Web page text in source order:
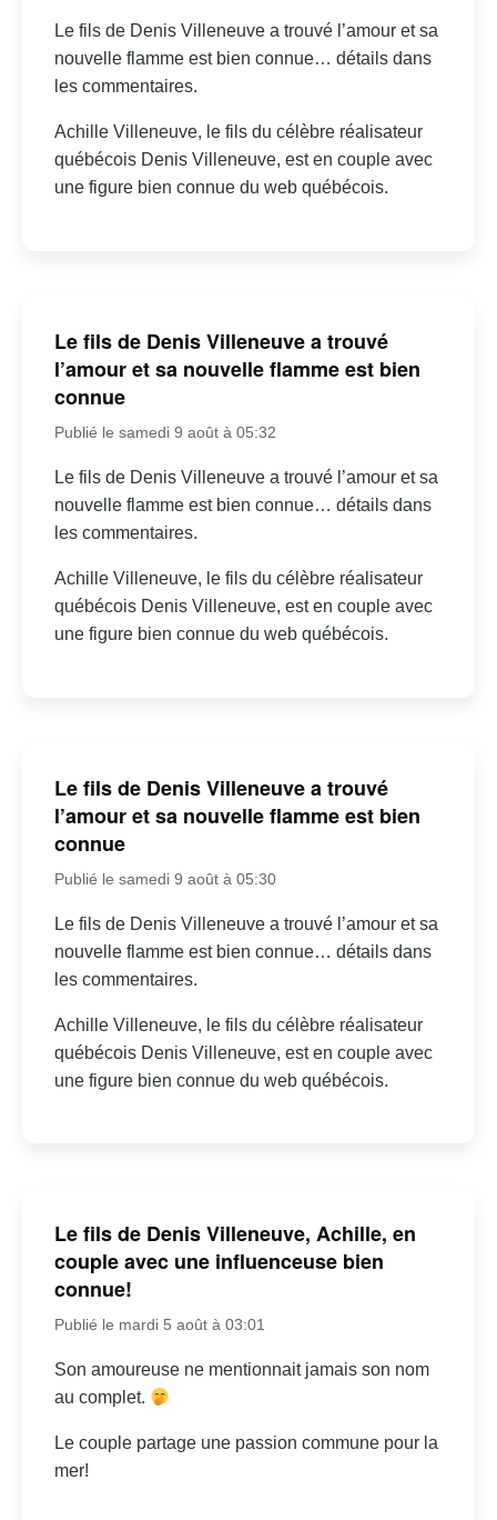
Le fils de Denis Villeneuve a trouvé l’amour et sa
nouvelle flamme est bien connue… détails dans
les commentaires.
Achille Villeneuve, le fils du célèbre réalisateur
québécois Denis Villeneuve, est en couple avec
une figure bien connue du web québécois.
Le fils de Denis Villeneuve a trouvé
l’amour et sa nouvelle flamme est bien
connue
Publié le samedi 9 août à 05:32
Le fils de Denis Villeneuve a trouvé l’amour et sa
nouvelle flamme est bien connue… détails dans
les commentaires.
Achille Villeneuve, le fils du célèbre réalisateur
québécois Denis Villeneuve, est en couple avec
une figure bien connue du web québécois.
Le fils de Denis Villeneuve a trouvé
l’amour et sa nouvelle flamme est bien
connue
Publié le samedi 9 août à 05:30
Le fils de Denis Villeneuve a trouvé l’amour et sa
nouvelle flamme est bien connue… détails dans
les commentaires.
Achille Villeneuve, le fils du célèbre réalisateur
québécois Denis Villeneuve, est en couple avec
une figure bien connue du web québécois.
Le fils de Denis Villeneuve, Achille, en
couple avec une influenceuse bien
connue!
Publié le mardi 5 août à 03:01
Son amoureuse ne mentionnait jamais son nom
au complet.
Le couple partage une passion commune pour la
mer!